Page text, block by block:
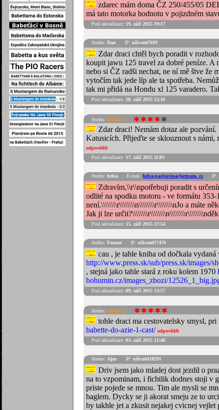
zdarec mám doma ČZ 250/455/05
má tato motorka hodnotu v pojizdném
Posl.aktualizace: 19. září 2015 19:17
Jméno: Dan IP: uživatel7691
Zdar draci chtěl bych poradit v
koupit jawu 125 travel za dobré peníze. A
nebo si ČZ radši nechat, ne ní mě štve že
vytočím tak jede líp ale ta spotřeba.
tak mi přidá na Hondu xl 125 varadero.
Posl.aktualizace: 18. září 2015 12:16
Jméno: klikar ®
Zdar draci! Nemám dotaz ale
Katusicích. Přijeďte se sklouznout s námi,
odpovědět
Posl.aktualizace: 17. září 2015 11:01
Jméno: helca E-mail: helca.pac[zavinac]seznam. cz IP:
Zdravím,\\r\\npotřebuji poradit s
odlité na spodku motoru - ve formátu
není.\\\\\\\\r\\\\\\\\n\\\\\\\\r\\\\\\\\nJo a máte
Jak ji lze
Posl.aktualizace: 15. září 2015 17:54
Jméno: Foonze IP: uživatel17476
cau , je tahle kniha od dočkala vydaná
http://www.press.sk/sub/press.sk/images/
, stejná jako tahle stará z roku kolem 1970
bohumin.cz/images_zbozi/
Posl.aktualizace: 09. září 2015 13:57
Jméno: admin ®
tohle draci ma cestovatelsky smysl,
babette-do-azie-1-cast/ odpovědět
Posl.aktualizace: 03. září 2015 21:46
Jméno: Ajax IP: uživatel18291
Driv jsem jako mladej dost jezdil o
na to vzpominam, i fichtlik dodnes stoji v
priste pojede se mnou. Tim ale mysli se
baglem. Dycky se ji akorat smeju ze to
by takhle jet a zkusit nejakej cvicnej